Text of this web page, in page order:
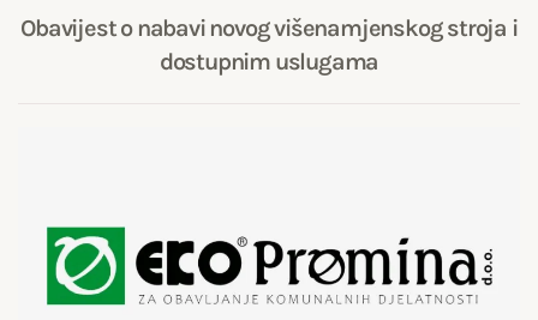
Obavijest o nabavi novog višenamjenskog stroja i
dostupnim uslugama